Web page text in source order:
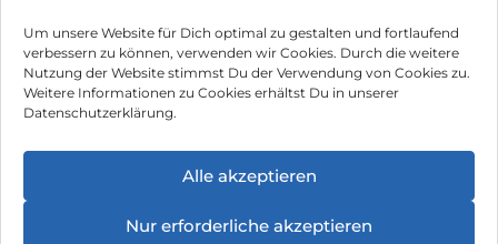
Um unsere Website für Dich optimal zu gestalten und fortlaufend
verbessern zu können, verwenden wir Cookies. Durch die weitere
Nutzung der Website stimmst Du der Verwendung von Cookies zu.
Weitere Informationen zu Cookies erhältst Du in unserer
Datenschutzerklärung.
Alle akzeptieren
Nur erforderliche akzeptieren
Impressum